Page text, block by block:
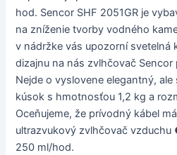
hod. Sencor SHF 2051GR je
na zníženie tvorby vodného
v nádržke vás upozorní svetelná
dizajnu na nás zvlhčovač
Nejde o vyslovene elegantný,
kúsok s hmotnosťou 1,2 kg a
Oceňujeme, že prívodný kábel
ultrazvukový zvlhčovač
250 ml/hod.